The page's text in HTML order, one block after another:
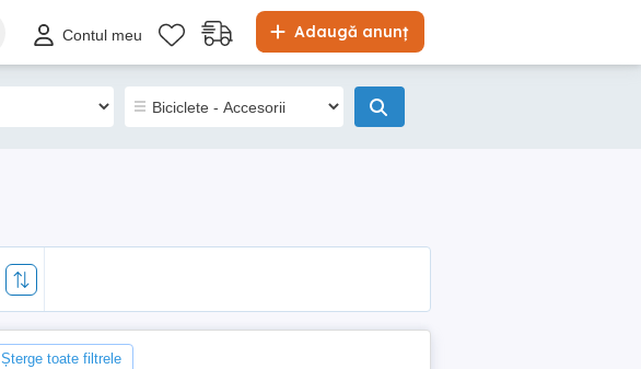
Adaugă anunț
Contul meu
Șterge toate filtrele